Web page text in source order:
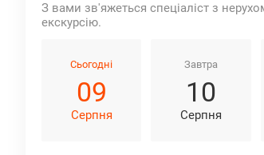
З вами зв'яжеться спеціаліст з
екскурсію.
Сьогодні
09
Серпня
Завтра
10
Серпня